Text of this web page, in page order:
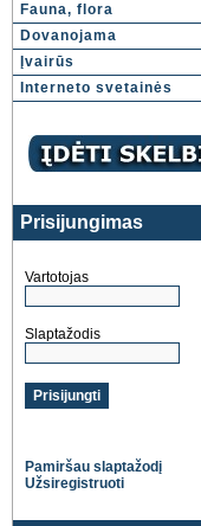
Fauna, flora
Dovanojama
Įvairūs
Interneto svetainės
Prisijungimas
Vartotojas
Slaptažodis
Pamiršau slaptažodį
Užsiregistruoti